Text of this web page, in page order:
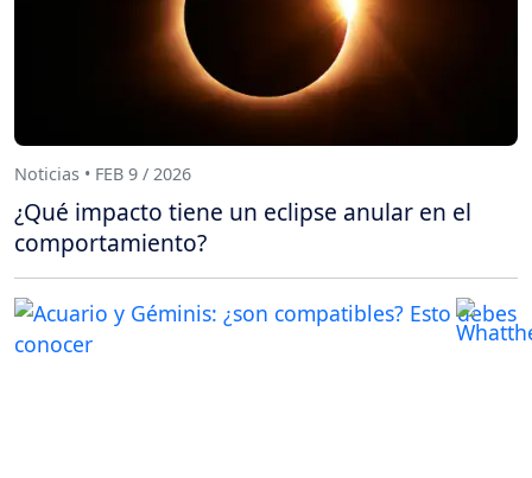
Noticias • FEB 9 / 2026
¿Qué impacto tiene un eclipse anular en el
comportamiento?